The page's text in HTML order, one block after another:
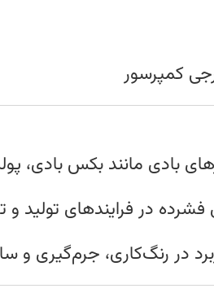
کمپرسور
بادی مانند بکس
در فرایندهای تولید و
در رنگ‌کاری، جرم‌گیری و